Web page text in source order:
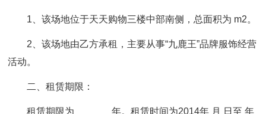
1、该场地位于天天购物三楼中部南侧，总面积为 m2。
2、该场地由乙方承租，主要从事“九鹿王”品牌服饰经营
活动。
二、租赁期限：
租赁期限为_______年。租赁时间为2014年 月 日至 年